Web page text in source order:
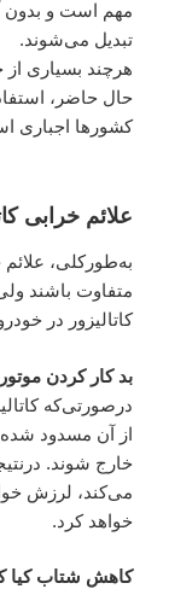
مهم است و بدون
تبدیل می‌شوند.
هرچند بسیاری از
حال حاضر،
کشورها اجباری
علائم خرابی
به‌طورکلی، علائم
متفاوت باشند
کاتالیزور در
بد کار کردن موتور
درصورتی‌که
از آن مسدود شده
خارج شوند.
می‌کند، لرزش
خواهد کرد.
کاهش شتاب کیا